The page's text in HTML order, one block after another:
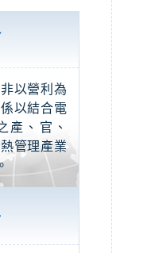
以營利為
以結合電
產、官、
管理產業